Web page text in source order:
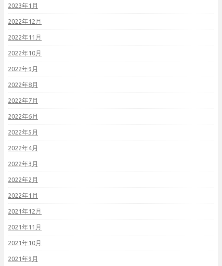
2023年1月
2022年12月
2022年11月
2022年10月
2022年9月
2022年8月
2022年7月
2022年6月
2022年5月
2022年4月
2022年3月
2022年2月
2022年1月
2021年12月
2021年11月
2021年10月
2021年9月